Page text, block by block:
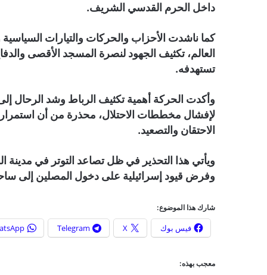
داخل الحرم القدسي الشريف.
كما ناشدت الأحزاب والحركات والتيارات السياسية
العالم، تكثيف الجهود لنصرة المسجد الأقصى
تستهدفه.
وأكدت الحركة أهمية تكثيف الرباط وشد الرحال
لإفشال مخططات الاحتلال، محذرة من أن استمرار
الاحتقان والتصعيد.
ويأتي هذا التحذير في ظل تصاعد التوتر في
وفرض قيود إسرائيلية على دخول المصلين إلى
شارك هذا الموضوع:
فيس بوك X
Telegram
معجب بهذه: